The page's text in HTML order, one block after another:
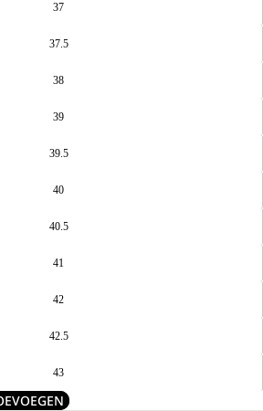
37
37.5
38
39
39.5
40
40.5
41
42
42.5
43